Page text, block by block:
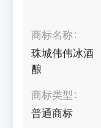
商标名称
珠城伟伟冰酒
酿
商标类型
普通商标